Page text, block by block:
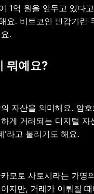
1억 원을 앞두고 있다
요. 비트코인 반감기란
.
뭐예요?
자산을 의미해요. 암
게 거래되는 디지털 자
'라고 불리기도 해요.
모토 사토시라는 가명
지만, 거래가 이뤄질